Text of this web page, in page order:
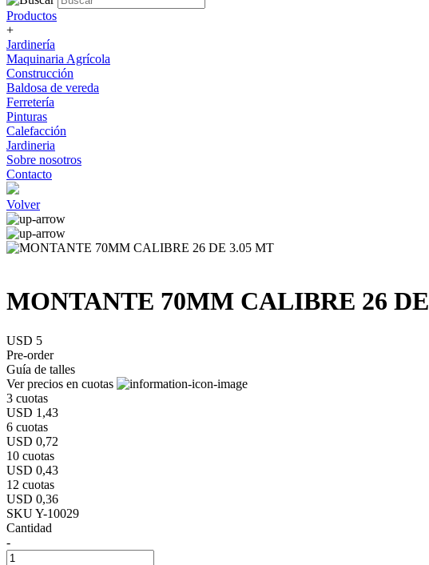
Productos
+
Jardinería
Maquinaria Agrícola
Construcción
Baldosa de vereda
Ferretería
Pinturas
Calefacción
Jardineria
Sobre nosotros
Contacto
Volver
MONTANTE 70MM CALIBRE 26
USD 5
Pre-order
Guía de talles
Ver precios en cuotas
3 cuotas
USD 1,43
6 cuotas
USD 0,72
10 cuotas
USD 0,43
12 cuotas
USD 0,36
SKU Y-10029
Cantidad
-